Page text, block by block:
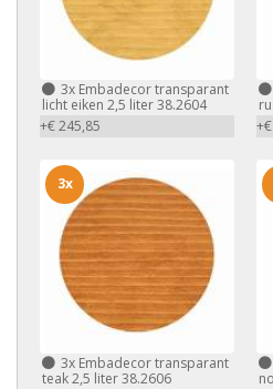
3x Embadecor transparant
licht eiken 2,5 liter 38.2604
+€ 245,85
3x Embadecor transparant
teak 2,5 liter 38.2606
3x